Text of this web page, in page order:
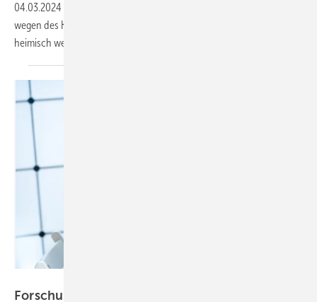
04.03.2024
wegen des Klimawandels auch in Berlin und Brandenburg bald
heimisch werden.
Forschung für den Arbeitsschutz zahlt sich